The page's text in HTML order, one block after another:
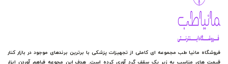
فروشگاه مانیا طب مجموعه ای کاملی از تجهیزات پزشکی با برترین برندهای موجود در بازار کنار
قیمت های مناسب به زیر یک سقف گرد آوری کرده است. هدف این مجوعه فراهم آوردن ابزار